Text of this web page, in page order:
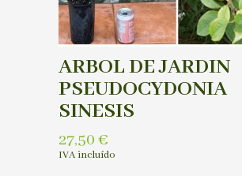
ARBOL DE JARDIN
PSEUDOCYDONIA
SINESIS
27,50 €
IVA incluído